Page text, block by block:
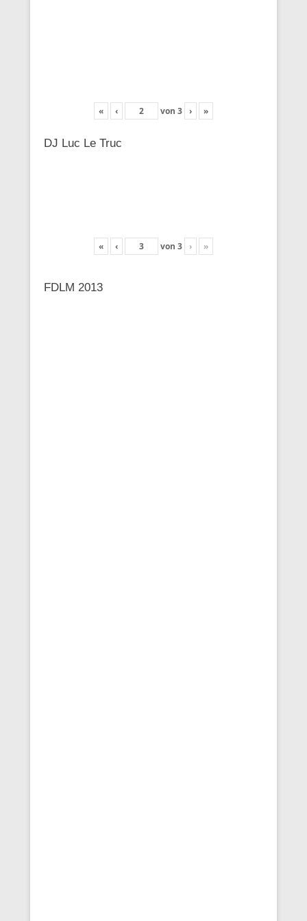
« ‹ von 3 › »
DJ Luc Le Truc
« ‹ von 3 › »
FDLM 2013